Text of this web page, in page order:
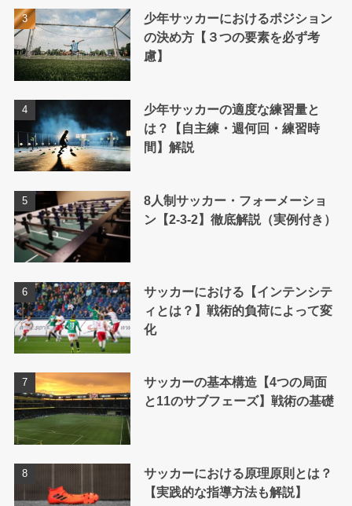
少年サッカーにおけるポジション
の決め方【３つの要素を必ず考
慮】
少年サッカーの適度な練習量と
は？【自主練・週何回・練習時
間】解説
8人制サッカー・フォーメーショ
ン【2-3-2】徹底解説（実例付き）
サッカーにおける【インテンシテ
ィとは？】戦術的負荷によって変
化
サッカーの基本構造【4つの局面
と11のサブフェーズ】戦術の基礎
サッカーにおける原理原則とは？
【実践的な指導方法も解説】